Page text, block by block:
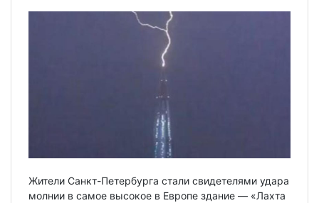
Жители Санкт-Петербурга стали свидетелями удара
молнии в самое высокое в Европе здание — «Лахта